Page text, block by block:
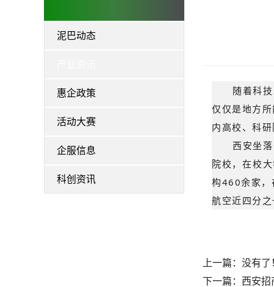
泥巴动态
惠企政策
活动大赛
企服信息
科创资讯
随着科
仅仅是地方
内高校、科
西安坐
院校，在校
构460余家，
航空近四分之
上一篇：没有了
下一篇： 西安招